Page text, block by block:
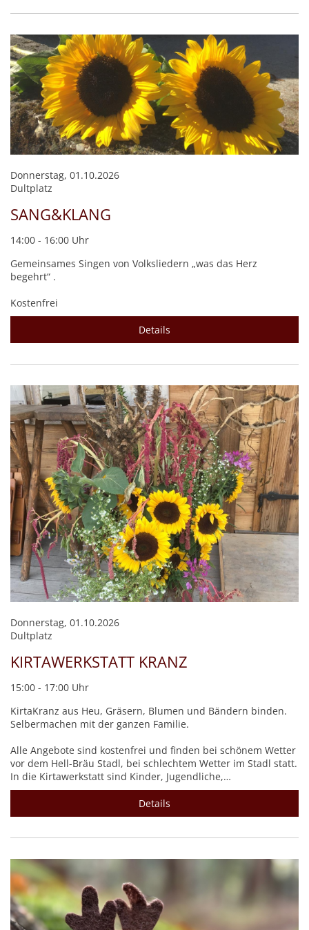
Donnerstag, 01.10.2026
Dultplatz
SANG&KLANG
14:00 - 16:00 Uhr
Gemeinsames Singen von Volksliedern „was das Herz
begehrt“ .
Kostenfrei
Details
Donnerstag, 01.10.2026
Dultplatz
KIRTAWERKSTATT KRANZ
15:00 - 17:00 Uhr
KirtaKranz aus Heu, Gräsern, Blumen und Bändern binden.
Selbermachen mit der ganzen Familie.
Alle Angebote sind kostenfrei und finden bei schönem Wetter
vor dem Hell-Bräu Stadl, bei schlechtem Wetter im Stadl statt.
In die Kirtawerkstatt sind Kinder, Jugendliche,…
Details